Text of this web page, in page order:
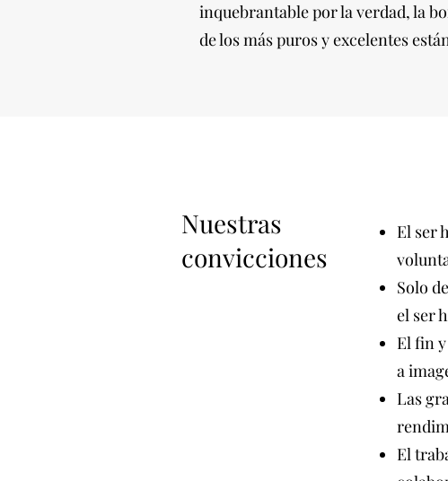
inquebrantable por la verdad, la
de los más puros y excelentes
Nuestras
convicciones
El ser
Solo
el ser
El fin
a
Las
El